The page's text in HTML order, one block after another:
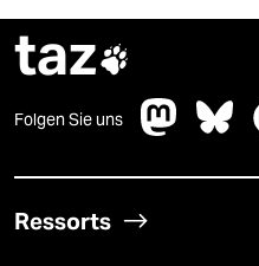
taz
Folgen Sie uns
Ressorts